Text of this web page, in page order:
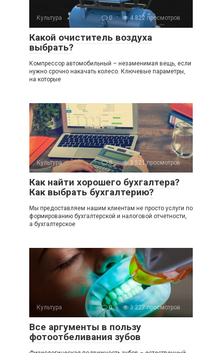
Культура 0 4 822 просмотров
Какой очиститель воздуха
выбрать?
Компрессор автомобильный – незаменимая вещь, если
нужно срочно накачать колесо. Ключевые параметры,
на которые
Культура 0 3 521 просмотров
Как найти хорошего бухгалтера?
Как выбрать бухгалтерию?
Мы предоставляем нашим клиентам не просто услуги по
формированию бухгалтерской и налоговой отчетности,
а бухгалтерское
Культура 0 3 227 просмотров
Все аргументы в пользу
фотоотбеливания зубов